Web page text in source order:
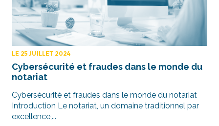
LE 25 JUILLET 2024
Cybersécurité et fraudes dans le monde du
notariat
Cybersécurité et fraudes dans le monde du notariat
Introduction Le notariat, un domaine traditionnel par
excellence,...